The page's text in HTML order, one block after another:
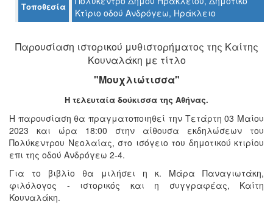
ΜΑΣ
ΠΟΛΙΤΙΣΜΟΣ
ΑΝΘΕΚΤΙΚΗ
ΠΟΛΗ
Τοποθεσία
Κτίριο οδού Ανδρόγεω, Ηράκλειο
Παρουσίαση ιστορικού μυθιστορήματος της Καίτης
Κουναλάκη με τίτλο
"Μουχλιώτισσα"
Η τελευταία δούκισσα της Αθήνας.
Η παρουσίαση θα πραγματοποιηθεί την Τετάρτη 03 Μαίου
2023 και ώρα 18:00 στην αίθουσα εκδηλώσεων του
Πολύκεντρου Νεολαίας, στο ισόγειο του δημοτικού κτιρίου
επι της οδού Ανδρόγεω 2-4.
Για το βιβλίο θα μιλήσει η κ. Μάρα Παναγιωτάκη,
φιλόλογος - ιστορικός και η συγγραφέας, Καίτη
Κουναλάκη.